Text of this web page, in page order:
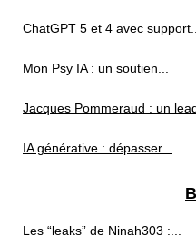
ChatGPT 5 et 4 avec
Mon Psy IA : un soutien...
Jacques Pommeraud : un
IA générative : dépasser...
Les “leaks” de Ninah303 :...